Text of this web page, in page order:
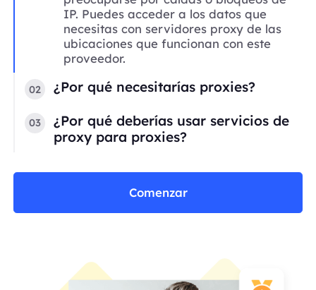
IP. Puedes acceder a los datos que
necesitas con servidores proxy de las
ubicaciones que funcionan con este
proveedor.
02 ¿Por qué necesitarías proxies?
03
¿Por qué deberías usar servicios de
proxy para proxies?
Comenzar